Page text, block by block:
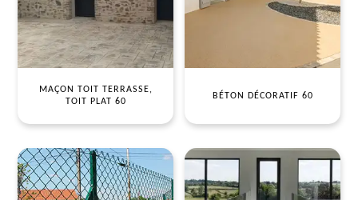
MAÇON TOIT TERRASSE,
TOIT PLAT 60
BÉTON DÉCORATIF 60